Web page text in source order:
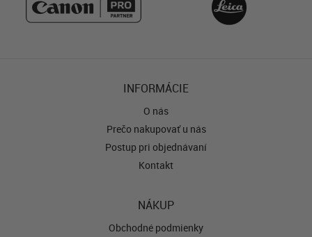
INFORMÁCIE
O nás
Prečo nakupovať u nás
Postup pri objednávaní
Kontakt
NÁKUP
Obchodné podmienky